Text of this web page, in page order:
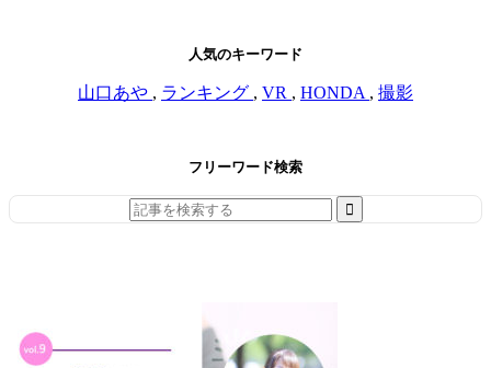
人気のキーワード
山口あや , ランキング , VR , HONDA , 撮影
フリーワード検索
Search
for: